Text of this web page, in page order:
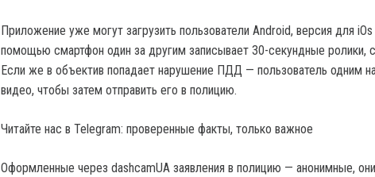
Приложение уже могут загрузить пользователи Android, версия для
помощью смартфон один за другим записывает 30-секундные ролики,
Если же в объектив попадает нарушение ПДД — пользователь одним
видео, чтобы затем отправить его в полицию.
Читайте нас в Telegram: проверенные факты, только важное
Оформленные через dashcamUA заявления в полицию — анонимные,